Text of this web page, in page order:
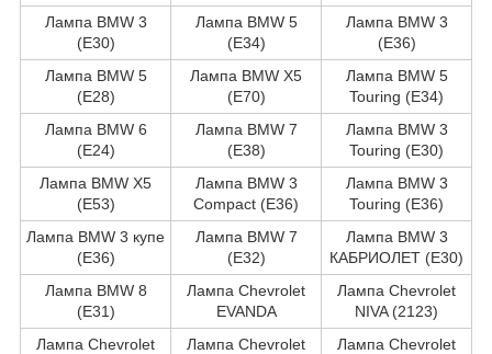
Лампа BMW 3
(E30)
Лампа BMW 5
(E34)
Лампа BMW 3
(E36)
Лампа BMW 5
(E28)
Лампа BMW X5
(E70)
Лампа BMW 5
Touring (E34)
Лампа BMW 6
(E24)
Лампа BMW 7
(E38)
Лампа BMW 3
Touring (E30)
Лампа BMW X5
(E53)
Лампа BMW 3
Compact (E36)
Лампа BMW 3
Touring (E36)
Лампа BMW 3 купе
(E36)
Лампа BMW 7
(E32)
Лампа BMW 3
КАБРИОЛЕТ (E30)
Лампа BMW 8
(E31)
Лампа Chevrolet
EVANDA
Лампа Chevrolet
NIVA (2123)
Лампа Chevrolet
Лампа Chevrolet
Лампа Chevrolet